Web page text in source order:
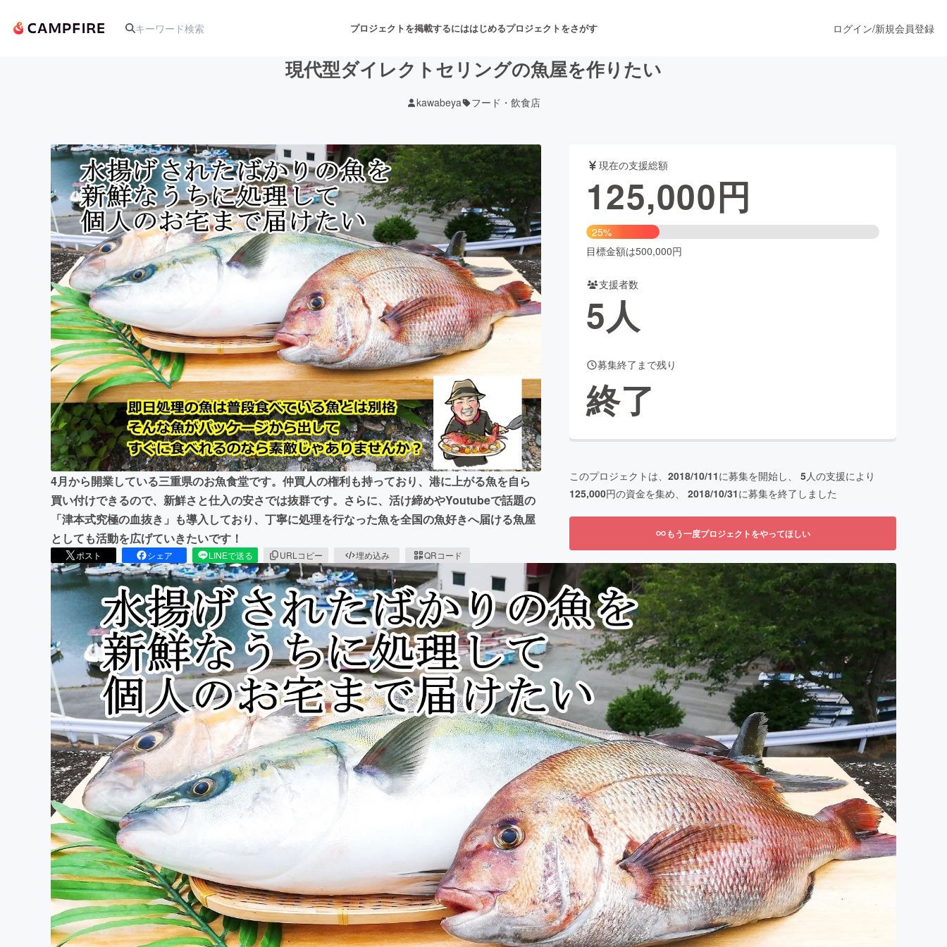
プロジェクトを掲載するにははじめるプロジェクトをさがす
アート・写真 音楽 舞台・パフォーマンス
テクノロジー・ガジェット ゲーム・サービス開発 フード・飲食店 ファッション
映像・映画 書籍・雑誌出版 アニメ・漫画
ビジネス・起業 チャレンジ ビューティー・ヘルスケア
まちづくり・地域活性化
CAMPFIRE for Social Good
CAMPFIREふるさと納税machi-ya コミュニティ
ログイン/新規会員登録
現代型ダイレクトセリングの魚屋を作りたい
kawabeya フード・飲食店
4月から開業している三重県のお魚食堂です。仲買人の権利も持っており、港に上がる魚を自ら
買い付けできるので、新鮮さと仕入の安さでは抜群です。さらに、活け締めやYoutubeで話題の
「津本式究極の血抜き」も導入しており、丁寧に処理を行なった魚を全国の魚好きへ届ける魚屋
としても活動を広げていきたいです！
ポスト シェア LINEで送る URLコピー 埋め込み QRコード
現在の支援総額
125,000円
25%
目標金額は500,000円
支援者数
5人
募集終了まで残り
終了
このプロジェクトは、 2018/10/11に募集を開始し、 5人の支援により
125,000円の資金を集め、 2018/10/31に募集を終了しました
もう一度プロジェクトをやってほしい